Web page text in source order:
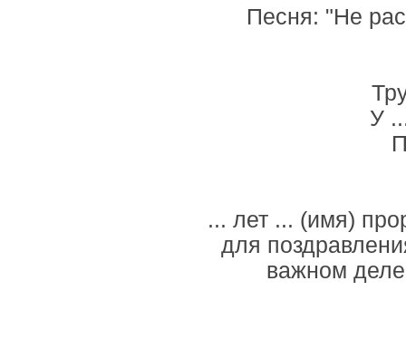
Песня: "Не
У
... лет ... (имя)
для
важном